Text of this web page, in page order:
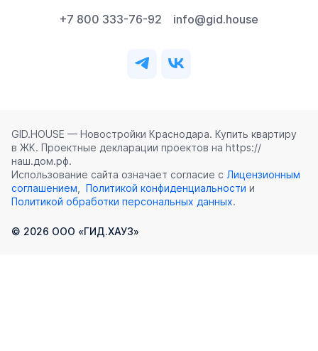
+7 800 333-76-92 info@gid.house
GID.HOUSE — Новостройки Краснодара. Купить квартиру
в ЖК. Проектные декларации проектов на https://
наш.дом.рф.
Использование сайта означает согласие с Лицензионным
соглашением
Политикой конфиденциальности и
Политикой обработки персональных данных.
© 2026 ООО «ГИД.ХАУЗ»